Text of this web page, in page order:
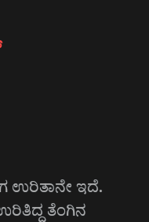
ಉರಿತಾನೇ ಇದೆ.
ತೆಂಗಿನ